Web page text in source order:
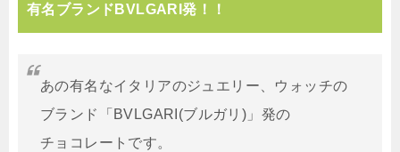
有名ブランドBVLGARI発！！
あの有名なイタリアのジュエリー、ウォッチの
ブランド「BVLGARI(ブルガリ)」発の
チョコレートです。